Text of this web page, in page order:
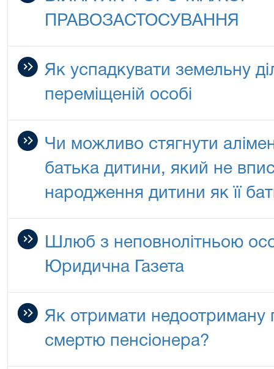
ПРАВОЗАСТОСУВАННЯ
Як успадкувати земельну
переміщеній особі
Чи можливо стягнути
батька дитини, який не
народження дитини як її
Шлюб з неповнолітньою
Юридична Газета
Як отримати недоотриману
смертю пенсіонера?